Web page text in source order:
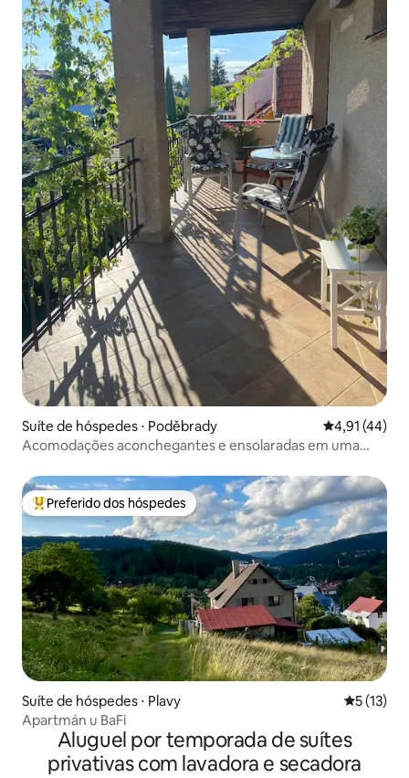
Suíte de hóspedes ⋅ Poděbrady 4,91 de uma
4,91 (44)
Acomodações aconchegantes e ensolaradas em uma
Entre os melhores preferidos dos hóspedes
Preferido dos hóspedes
Suíte de hóspedes ⋅ Plavy 5 de uma
5 (13)
Apartmán u BaFi
Aluguel por temporada de suítes
privativas com lavadora e secadora